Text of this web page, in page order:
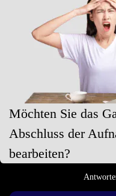
Möchten Sie das
Abschluss der
bearbeiten?